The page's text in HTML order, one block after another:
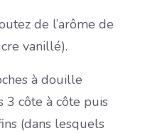
de l’arôme de
vanillé).
à douille
3 côte à côte puis
(dans lesquels